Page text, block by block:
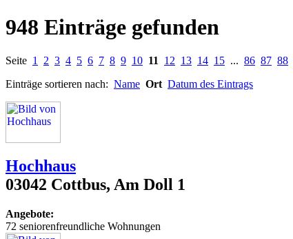
948 Einträge gefunden
Seite 1 2 3 4 5 6 7 8 9 10 11 12 13 14 15 ... 86 87 88
Einträge sortieren nach: Name Ort Datum des Eintrags
Hochhaus
03042 Cottbus, Am Doll 1
Angebote:
72 seniorenfreundliche Wohnungen